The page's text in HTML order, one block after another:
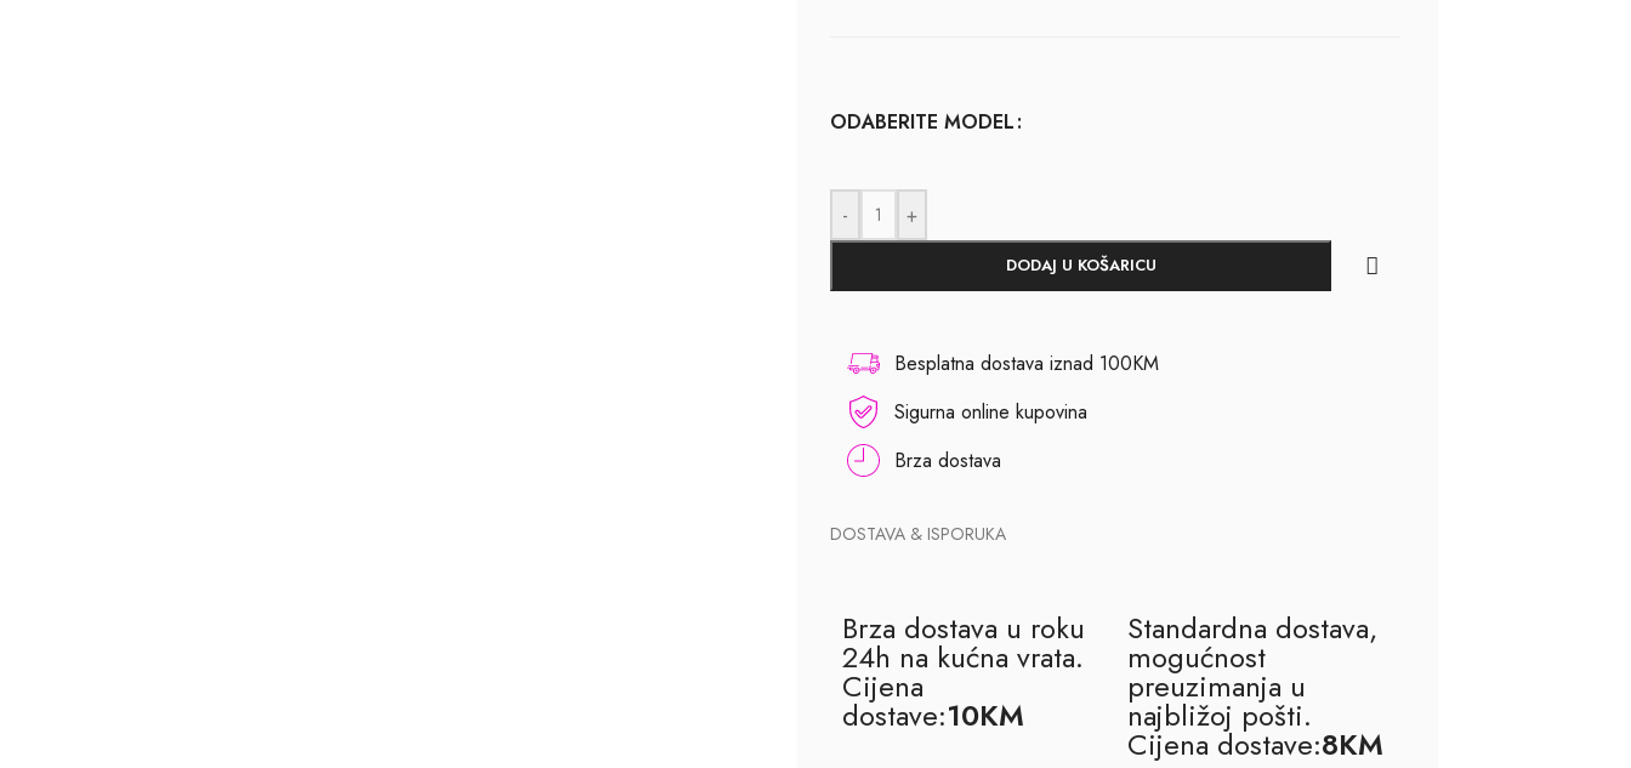
ODABERITE MODEL
- +
DODAJ U KOŠARICU
Besplatna dostava iznad 100KM
Sigurna online kupovina
Brza dostava
DOSTAVA & ISPORUKA
Brza dostava u roku
24h na kućna vrata.
Cijena
dostave:10KM
Standardna dostava,
mogućnost
preuzimanja u
najbližoj pošti.
Cijena dostave:8KM